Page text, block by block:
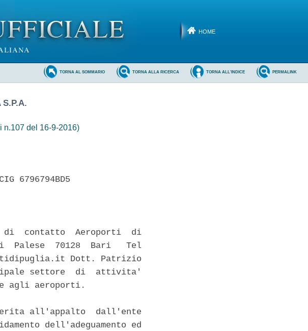
HOME
PERMALINK
TORNA ALL'INDICE
TORNA ALLA RICERCA
TORNA AL SOMMARIO
S.P.A.
del 16-9-2016)
6796794BD5
contatto  Aeroporti  di
Palese  70128  Bari   Tel
Dott. Patrizio
settore  di  attivita'
agli aeroporti.
all'appalto  dall'ente
dell'adeguamento ed